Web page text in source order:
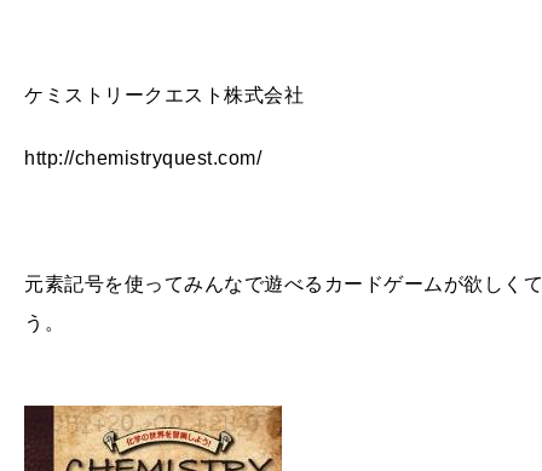
ケミストリークエスト株式会社
http://chemistryquest.com/
元素記号を使ってみんなで遊べるカードゲームが欲しく
う。